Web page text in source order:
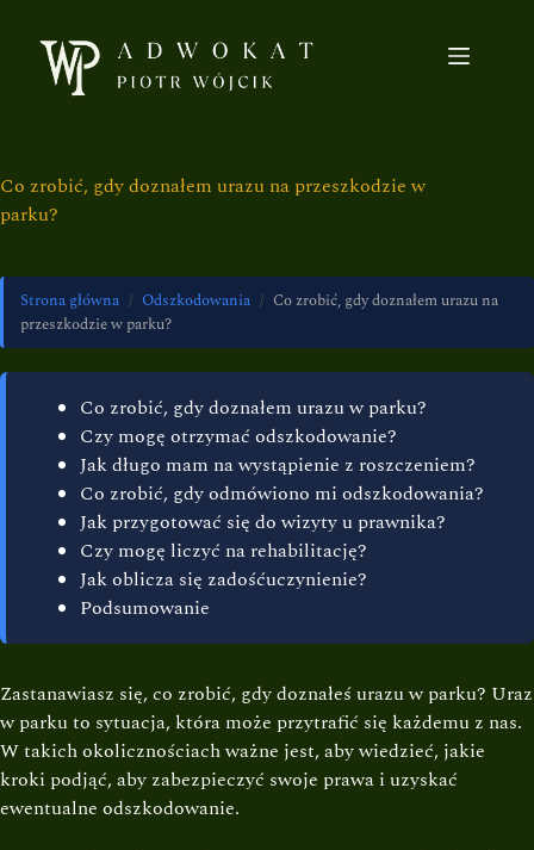
Co zrobić, gdy doznałem urazu na przeszkodzie w
parku?
Strona główna / Odszkodowania / Co zrobić, gdy doznałem urazu na
przeszkodzie w parku?
Co zrobić, gdy doznałem urazu w parku?
Czy mogę otrzymać odszkodowanie?
Jak długo mam na wystąpienie z roszczeniem?
Co zrobić, gdy odmówiono mi odszkodowania?
Jak przygotować się do wizyty u prawnika?
Czy mogę liczyć na rehabilitację?
Jak oblicza się zadośćuczynienie?
Podsumowanie
Zastanawiasz się, co zrobić, gdy doznałeś urazu w parku? Uraz
w parku to sytuacja, która może przytrafić się każdemu z nas.
W takich okolicznościach ważne jest, aby wiedzieć, jakie
kroki podjąć, aby zabezpieczyć swoje prawa i uzyskać
ewentualne odszkodowanie.